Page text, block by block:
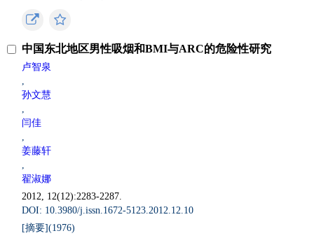
中国东北地区男性吸烟和BMI与ARC的危险性研究
卢智泉
,
孙文慧
,
闫佳
,
姜藤轩
,
翟淑娜
2012, 12(12):2283-2287.
DOI: 10.3980/j.issn.1672-5123.2012.12.10
[摘要](1976)